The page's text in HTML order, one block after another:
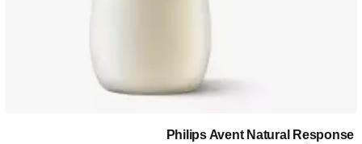
Philips Avent Natural Response